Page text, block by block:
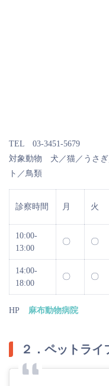
TEL 03-3451-5679
対象動物 犬／猫／うさぎ
ト／鳥類
診察時間 月 火
10:00-
13:00
〇 〇
14:00-
18:00
〇 〇
HP 麻布動物病院
２．ペットライ